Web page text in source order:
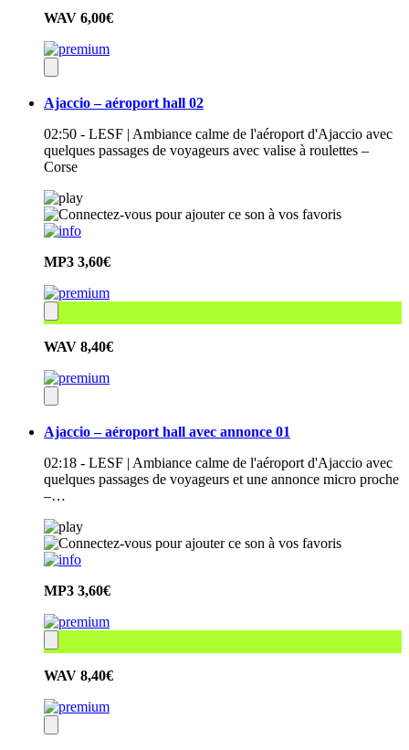
WAV 6,00€
Ajaccio – aéroport hall 02
02:50 - LESF | Ambiance calme de l'aéroport d'Ajaccio avec
quelques passages de voyageurs avec valise à roulettes –
Corse
MP3 3,60€
WAV 8,40€
Ajaccio – aéroport hall avec annonce 01
02:18 - LESF | Ambiance calme de l'aéroport d'Ajaccio avec
quelques passages de voyageurs et une annonce micro proche
–…
MP3 3,60€
WAV 8,40€